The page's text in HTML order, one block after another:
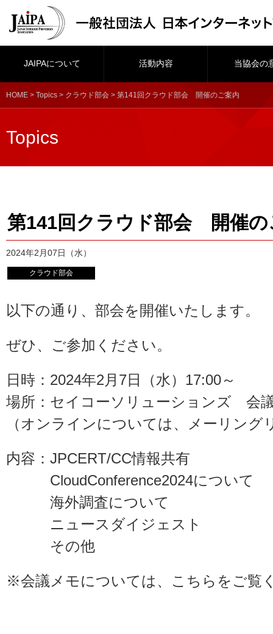
JAIPAについて 活動内容 当協会の
HOME > Topics > クラウド部会 > 第141回クラウド部会 開催のご案内
Topics
第141回クラウド部会 開催の
2024年2月07日（水）
クラウド部会
以下の通り、部会を開催いたします。
ぜひ、ご参加ください。
日時：2024年2月7日（水）17:00～
場所：セイコーソリューションズ 会
（オンラインについては、メーリング
内容：JPCERT/CC情報共有
CloudConference2024について
海外調査について
ニュースダイジェスト
その他
※会議メモについては、 こちら をご覧